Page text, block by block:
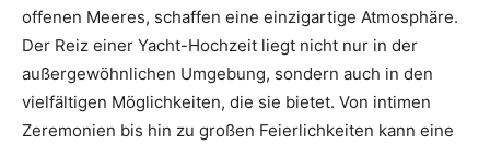
Hochzeit
offenen Meeres, schaffen eine einzigartige Atmosphäre.
Der Reiz einer Yacht-Hochzeit liegt nicht nur in der
außergewöhnlichen Umgebung, sondern auch in den
vielfältigen Möglichkeiten, die sie bietet. Von intimen
Zeremonien bis hin zu großen Feierlichkeiten kann eine